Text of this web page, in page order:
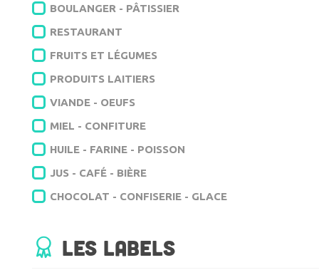
BOULANGER - PÂTISSIER
RESTAURANT
FRUITS ET LÉGUMES
PRODUITS LAITIERS
VIANDE - OEUFS
MIEL - CONFITURE
HUILE - FARINE - POISSON
JUS - CAFÉ - BIÈRE
CHOCOLAT - CONFISERIE - GLACE
Les labels